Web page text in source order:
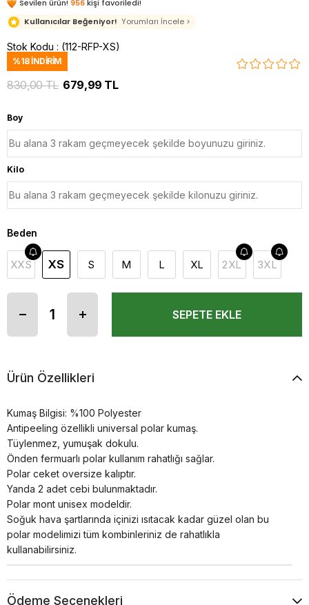
Sevilen ürün! 956kişi favoriledi!
Kullanıcılar Beğeniyor! Yorumları İncele >
Stok Kodu (112-RFP-XS)
%18İNDIRIM
830,00 TL 679,99 TL
Boy
Kilo
Beden
XXS XS S M L XL 2XL 3XL
Ürün Özellikleri
Kumaş Bilgisi: %100 Polyester
Antipeeling özellikli universal polar kumaş.
Tüylenmez, yumuşak dokulu.
Önden fermuarlı polar kullanım rahatlığı sağlar.
Polar ceket oversize kalıptır.
Yanda 2 adet cebi bulunmaktadır.
Polar mont unisex modeldir.
Soğuk hava şartlarında içinizi ısıtacak kadar güzel olan bu
polar modelimizi tüm kombinleriniz de rahatlıkla
kullanabilirsiniz.
Ödeme Seçenekleri